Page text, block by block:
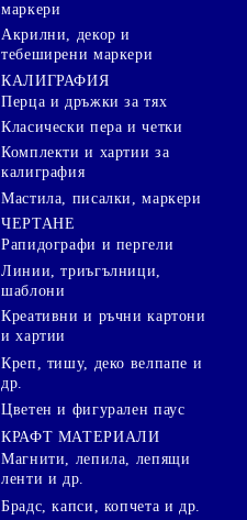
маркери
Акрилни, декор и
тебеширени маркери
КАЛИГРАФИЯ
Перца и дръжки за тях
Класически пера и четки
Комплекти и хартии за
калиграфия
Мастила, писалки, маркери
ЧЕРТАНЕ
Рапидографи и пергели
Линии, триъгълници,
шаблони
Креативни и ръчни картони
и хартии
Креп, тишу, деко велпапе и
др.
Цветен и фигурален паус
КРАФТ МАТЕРИАЛИ
Магнити, лепила, лепящи
ленти и др.
Брадс, капси, копчета и др.